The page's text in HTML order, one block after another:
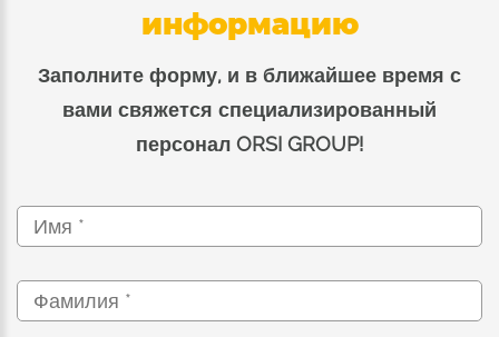
информацию
Заполните форму, и в ближайшее время с
вами свяжется специализированный
персонал ORSI GROUP!